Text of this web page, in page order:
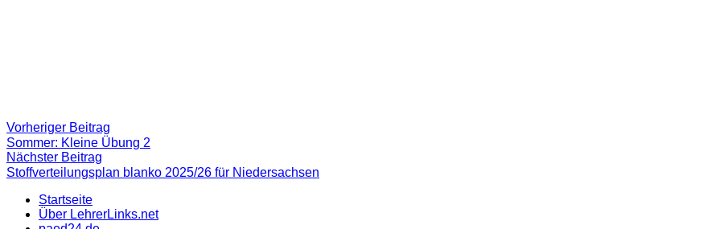
Beitragsnavigation
Vorheriger Beitrag
Beitrag:
Sommer: Kleine Übung 2
Nächster Beitrag
Beitrag
Stoffverteilungsplan blanko 2025/26 für Niedersachsen
Startseite
Über LehrerLinks.net